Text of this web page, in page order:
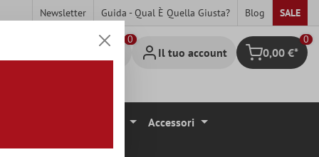
Newsletter Guida - Qual È Quella Giusta? Blog SALE
Il tuo account Carrello degli
0
0,00 €*
Accessori